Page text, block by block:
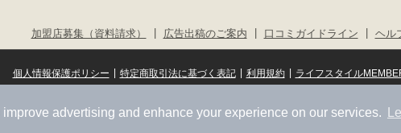
advertising and enhance your experience on our services.
ヘル
口コミガイドライン
広告出稿のご案内
加盟店募集（資料請求）
ライフスタイル
|
利用規約
|
特定商取引法に基づく表記
|
個人情報保護ポリシー
©